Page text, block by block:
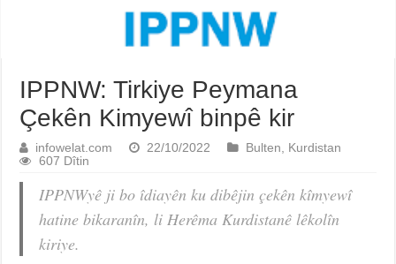
IPPNW: Tirkiye Peymana
Çekên Kimyewî binpê kir
infowelat.com 22/10/2022 Bulten
Kurdistan
607 Dîtin
IPPNWyê ji bo îdiayên ku dibêjin çekên kîmyewî
hatine bikaranîn, li Herêma Kurdistanê lêkolîn
kiriye.